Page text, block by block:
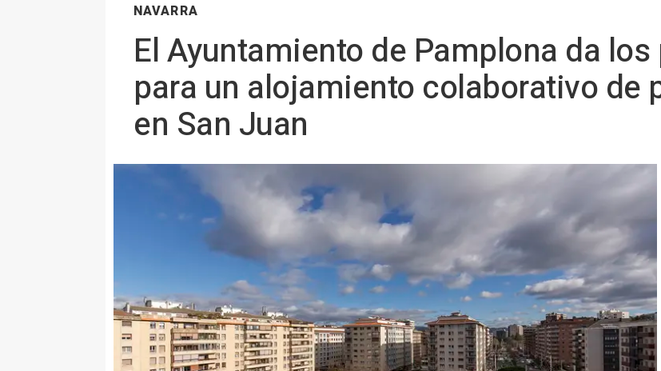
NAVARRA
El Ayuntamiento de Pamplona da
para un alojamiento colaborativo de
en San Juan